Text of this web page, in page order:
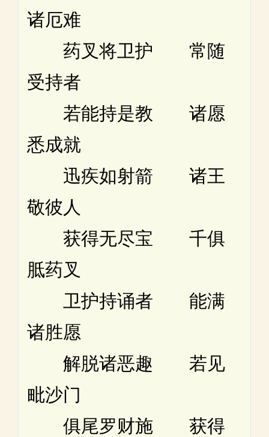
诸厄难
药叉将卫护 常随
受持者
若能持是教 诸愿
悉成就
迅疾如射箭 诸王
敬彼人
获得无尽宝 千俱
胝药叉
卫护持诵者 能满
诸胜愿
解脱诸恶趣 若见
毗沙门
俱尾罗财施 获得